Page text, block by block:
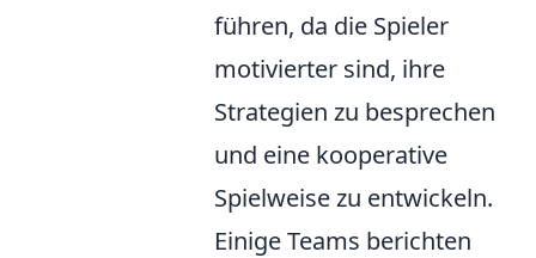
führen, da die Spieler
motivierter sind, ihre
Strategien zu besprechen
und eine kooperative
Spielweise zu entwickeln.
Einige Teams berichten